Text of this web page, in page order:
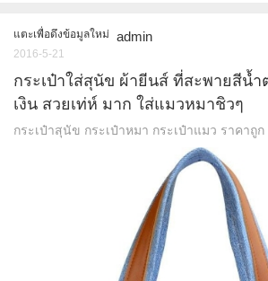
แตะเพื่อดึงข้อมูลใหม่ admin
2016-5-21
กระเป๋าใส่สุนัข ผ้ายีนส์ ที่สะพายสีน้
เงิน สวยเท่ห์ มาก ใส่แมวหมาชิวๆ
กระเป๋าสุนัข กระเป๋าหมา กระเป๋าแมว ราคาถูก